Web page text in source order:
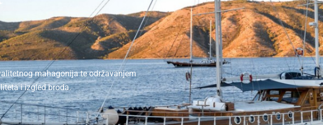
potpuno novo iskustvo upoznavanja